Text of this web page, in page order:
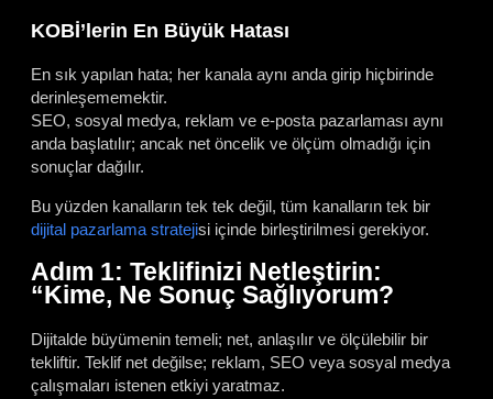
KOBİ’lerin En Büyük Hatası
En sık yapılan hata; her kanala aynı anda girip hiçbirinde
derinleşememektir.
SEO, sosyal medya, reklam ve e-posta pazarlaması aynı
anda başlatılır; ancak net öncelik ve ölçüm olmadığı için
sonuçlar dağılır.
Bu yüzden kanalların tek tek değil, tüm kanalların tek bir
dijital pazarlama stratejisi içinde birleştirilmesi gerekiyor.
Adım 1: Teklifinizi Netleştirin:
“Kime, Ne Sonuç Sağlıyorum?
Dijitalde büyümenin temeli; net, anlaşılır ve ölçülebilir bir
tekliftir. Teklif net değilse; reklam, SEO veya sosyal medya
çalışmaları istenen etkiyi yaratmaz.